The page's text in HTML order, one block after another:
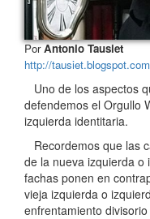
PorAntonio Tausiet
http://tausiet.blogspot.com
Uno de los aspectos
defendemos el Orgullo
izquierda identitaria.
Recordemos que las
de la nueva izquierda o
fachas ponen en
vieja izquierda o
enfrentamiento